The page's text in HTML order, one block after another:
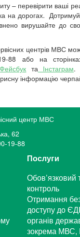
– перевірити ваші
на дорогах.
вирушайте до
центрів МВС
88 або на
Фейсбук та Інстаграм.
інформацію
центр МВС
62
19-88
Послуги
Обов’язковий
контроль
Отримання
доступу до
органів
зокрема МВС,